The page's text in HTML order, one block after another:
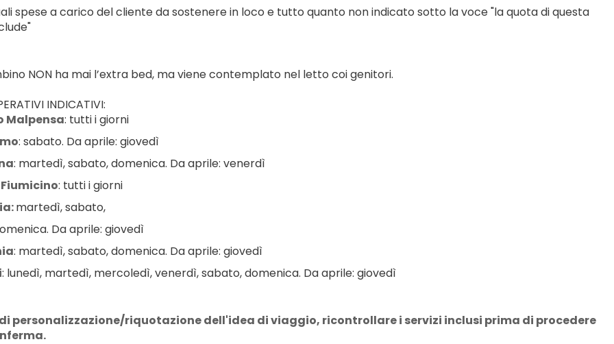
spese a carico del cliente da sostenere in loco e tutto quanto non indicato sotto la voce "la quota di questa
NON ha mai l’extra bed, ma viene contemplato nel letto coi genitori.
INDICATIVI:
Malpensa: tutti i giorni
: sabato. Da aprile: giovedì
: martedì, sabato, domenica. Da aprile: venerdì
: tutti i giorni
martedì, sabato,
Da aprile: giovedì
: martedì, sabato, domenica. Da aprile: giovedì
: lunedì, martedì, mercoledì, venerdì, sabato, domenica. Da aprile: giovedì
personalizzazione/riquotazione dell'idea di viaggio, ricontrollare i servizi inclusi prima di procedere